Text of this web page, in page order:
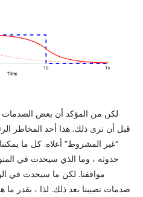
لكن من المؤكد أن بعض الصدمات
قبل أن نرى ذلك. هذا أحد المخاطر
“غير المشروط” أعلاه. كل ما
حدوثه ، وما الذي سيحدث في
مواقفنا. لكن ما سيحدث في
صدمات تصيبنا بعد ذلك. لذا ، بقدر ما